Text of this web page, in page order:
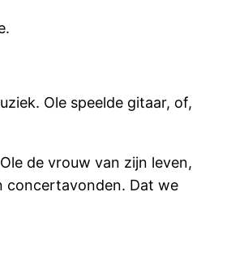
Ole speelde gitaar, of,
de vrouw van zijn leven,
concertavonden. Dat we